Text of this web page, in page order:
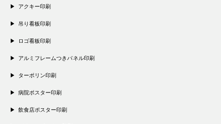
アクキー印刷
吊り看板印刷
ロゴ看板印刷
アルミフレームつきパネル印刷
ターポリン印刷
病院ポスター印刷
飲食店ポスター印刷